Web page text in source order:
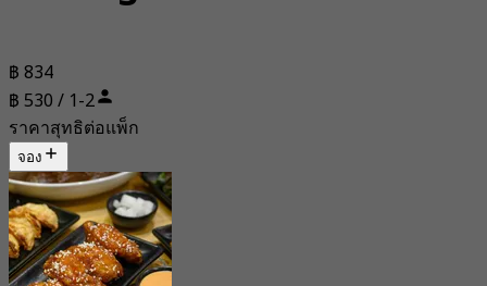
฿ 834
฿ 530 / 1-2
ราคาสุทธิต่อแพ็ก
จอง